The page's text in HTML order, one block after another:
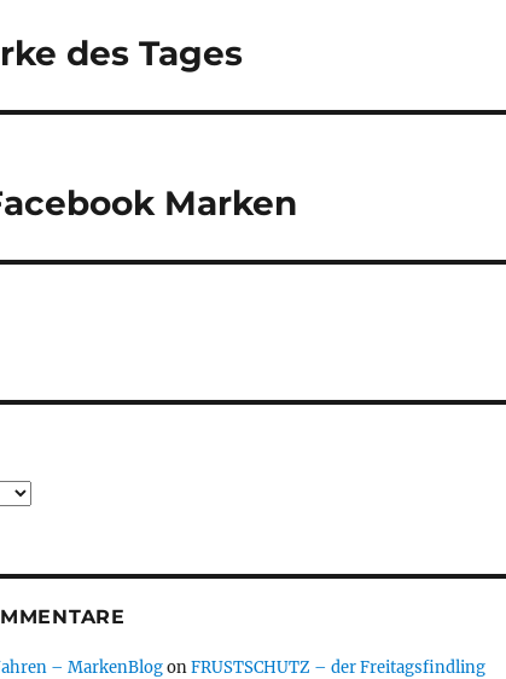
des Tages
Marken
– MarkenBlogonFRUSTSCHUTZ – der Freitagsfindling